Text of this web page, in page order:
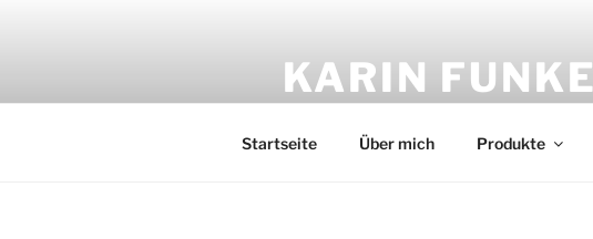
KARIN
Startseite Über mich Produkte